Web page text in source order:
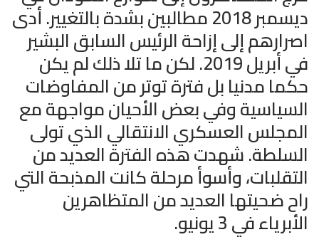
ديسمبر 2018 مطالبين بشدة بالتغيير. أدى
اصرارهم إلى إزاحة الرئيس السابق البشير
في أبريل 2019. لكن ما تلا ذلك لم يكن
حكما مدنيا بل فترة توتر من المفاوضات
السياسية وفي بعض الأحيان مواجهة مع
المجلس العسكري الانتقالي الذي تولى
السلطة. شهدت هذه الفترة العديد من
التقلبات، وأسوأ مرحلة كانت المذبحة التي
راح ضحيتها العديد من المتظاهرين
الأبرياء في 3 يونيو.